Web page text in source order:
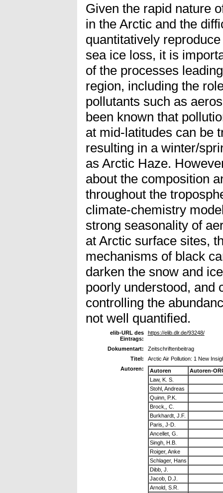
Given the rapid nature
in the Arctic and the
quantitatively
sea ice loss, it is
of the processes
region, including the
pollutants such as
been known that
at mid-latitudes can be
resulting in a winter/
as Arctic Haze.
about the composition
throughout the
climate-chemistry
strong seasonality of
at Arctic surface sites,
mechanisms of black
darken the snow and
poorly understood, and
controlling the
not well quantified.
elib-URL des
Eintrags:
https://elib.dlr.de/93248/
Dokumentart:
Zeitschriftenbeitrag
Titel:
Arctic Air Pollution: 1 New
Autoren:
Autoren
Autoren-
Law, K. S.
Stohl, Andreas
Quinn, P.K.
Brock,, C.
Burkhardt, J.F.
Paris, J-D.
Ancellet, G.
Singh, H.B.
Roiger, Anke
Schlager, Hans
Dibb, J.
Jacob, D.J.
Arnold, S.R.